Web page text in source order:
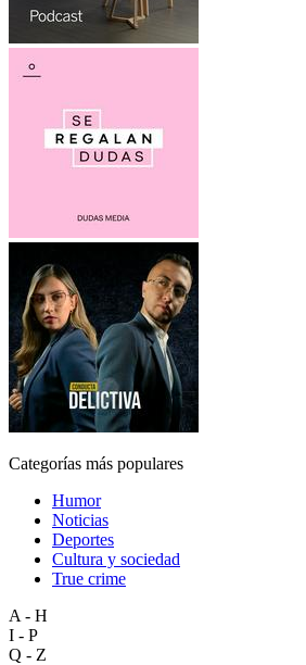
Categorías más populares
Humor
Noticias
Deportes
Cultura y sociedad
True crime
A - H
I - P
Q - Z